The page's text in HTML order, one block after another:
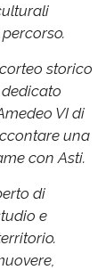
storico
dedicato
VI di
una
con Asti.
di
e